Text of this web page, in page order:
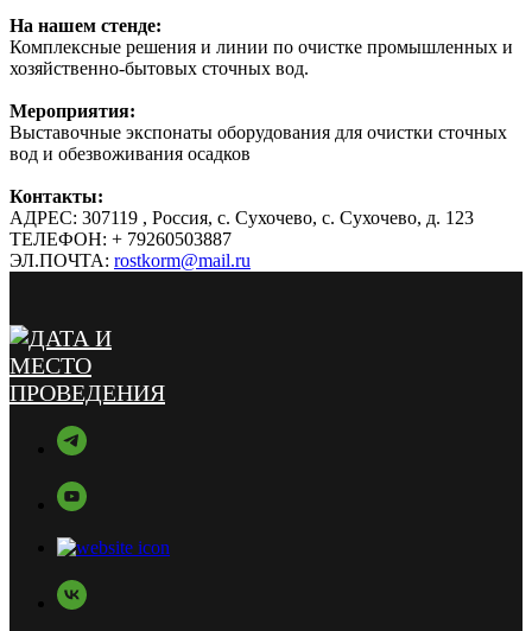
На нашем стенде:
Комплексные решения и линии по очистке промышленных и
хозяйственно-бытовых сточных вод.
Мероприятия:
Выставочные экспонаты оборудования для очистки сточных
вод и обезвоживания осадков
Контакты:
АДРЕС: 307119 , Россия, с. Сухочево, с. Сухочево, д. 123
ТЕЛЕФОН: + 79260503887
ЭЛ.ПОЧТА: rostkorm@mail.ru